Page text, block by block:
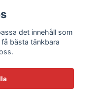
det innehåll som
bästa tänkbara